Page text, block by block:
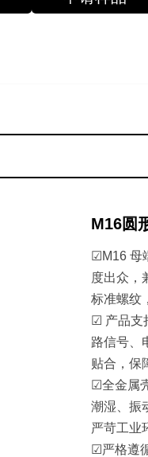
M16圆
☑M16 母
度出众，
标准螺纹
☑ 产品支
路信号、
贴合，保
☑全金属
潮湿、振
严苛工业
☑严格遵